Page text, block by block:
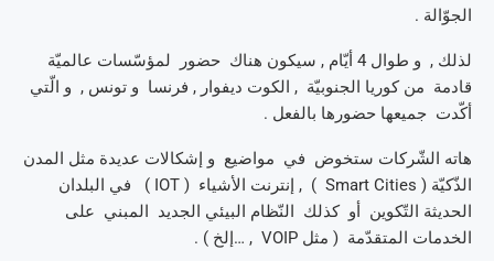
الجوّالة .
لذلك , و طوال 4 أيّام , سيكون هناك حضور لمؤسّسات عالميّة
قادمة من كوريا الجنوبيّة , الكوت ديفوار , فرنسا و تونس , و الّتي
أكّدت جميعها حضورها بالفعل .
هاته الشّركات ستخوض في مواضيع و إشكالات عديدة مثل المدن
الذّكيّة ( Smart Cities ) , إنترنت الأشياء ( IOT ) في البلدان
الحديثة التّكوين أو كذلك النّظام البيئي الجديد المبني على
الخدمات المتقدّمة ( مثل VOIP , …إلخ ) .